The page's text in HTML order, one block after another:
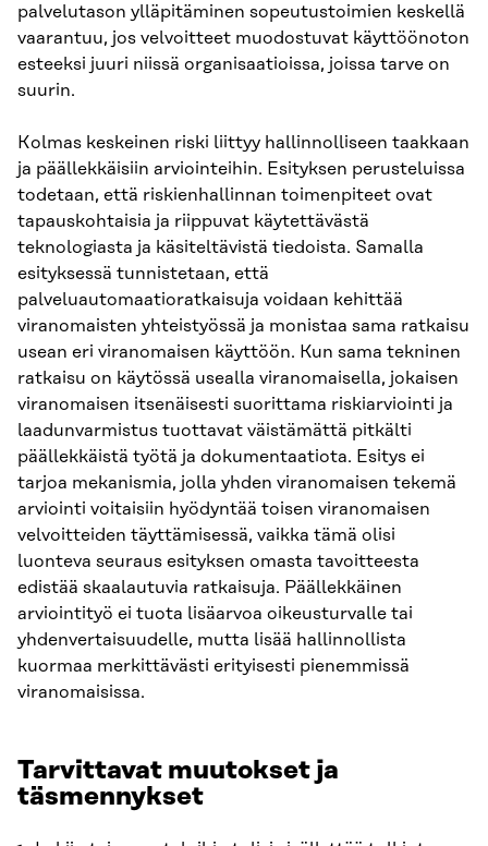
palvelutason ylläpitäminen sopeutustoimien keskellä
vaarantuu, jos velvoitteet muodostuvat käyttöönoton
esteeksi juuri niissä organisaatioissa, joissa tarve on
suurin.
Kolmas keskeinen riski liittyy hallinnolliseen taakkaan
ja päällekkäisiin arviointeihin. Esityksen perusteluissa
todetaan, että riskienhallinnan toimenpiteet ovat
tapauskohtaisia ja riippuvat käytettävästä
teknologiasta ja käsiteltävistä tiedoista. Samalla
esityksessä tunnistetaan, että
palveluautomaatioratkaisuja voidaan kehittää
viranomaisten yhteistyössä ja monistaa sama ratkaisu
usean eri viranomaisen käyttöön. Kun sama tekninen
ratkaisu on käytössä usealla viranomaisella, jokaisen
viranomaisen itsenäisesti suorittama riskiarviointi ja
laadunvarmistus tuottavat väistämättä pitkälti
päällekkäistä työtä ja dokumentaatiota. Esitys ei
tarjoa mekanismia, jolla yhden viranomaisen tekemä
arviointi voitaisiin hyödyntää toisen viranomaisen
velvoitteiden täyttämisessä, vaikka tämä olisi
luonteva seuraus esityksen omasta tavoitteesta
edistää skaalautuvia ratkaisuja. Päällekkäinen
arviointityö ei tuota lisäarvoa oikeusturvalle tai
yhdenvertaisuudelle, mutta lisää hallinnollista
kuormaa merkittävästi erityisesti pienemmissä
viranomaisissa.
Tarvittavat muutokset ja
täsmennykset